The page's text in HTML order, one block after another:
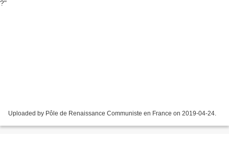
Uploaded by Pôle de Renaissance Communiste en France on 2019-04-24.